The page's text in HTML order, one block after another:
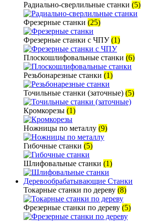
Радиально-сверлильные станки (5)
Фрезерные станки (25)
Фрезерные станки с ЧПУ(1)
Плоскошлифовальные станки (6)
Резьбонарезные станки (1)
Точильные станки (заточные) (5)
Кромкорезы (1)
Ножницы по металлу (9)
Гибочные станки (5)
Шлифовальные станки (1)
Деревообрабатывающие Станки
Токарные станки по дереву (8)
Фрезерные станки по дереву (5)